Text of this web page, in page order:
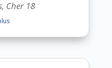
, Cher 18